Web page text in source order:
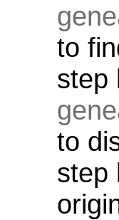
to
step
to
step